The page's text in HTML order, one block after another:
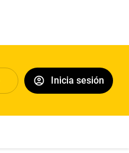
Inicia sesión